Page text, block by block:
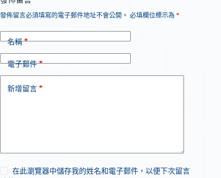
發佈留言必須填寫的電子郵件地址不會公開。 必填欄位標示為 *
名稱*
電子郵件*
新增留言 *
在此瀏覽器中儲存我的姓名和電子郵件，以便下次留言